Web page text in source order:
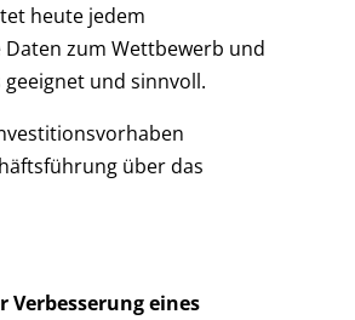
heute jedem
zum Wettbewerb und
und sinnvoll.
über das
eines